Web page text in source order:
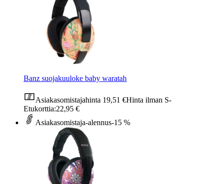
Banz suojakuuloke baby waratah
Asiakasomistajahinta 19,51 €Hinta ilman S-
Etukorttia:22,95 €
Asiakasomistaja-alennus-15 %